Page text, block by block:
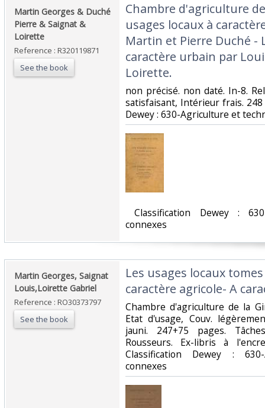
‎Martin Georges & Duché
Pierre & Saignat &
Loirette‎
Reference : R320119871
See the book
‎Chambre d'agriculture
usages locaux à
Martin et Pierre Duché -
caractère urbain par
Loirette.‎
‎non précisé. non daté. In-8.
satisfaisant, Intérieur frais. 248
Dewey : 630-Agriculture et
Classification Dewey :
connexes‎
‎Martin Georges, Saignat
Louis,Loirette Gabriel‎
Reference : RO30373797
See the book
‎Les usages locaux
caractère agricole- A
‎Chambre d'agriculture de la
Etat d'usage, Couv.
jauni. 247+75 pages.
Rousseurs. Ex-libris à
Classification Dewey :
connexes‎